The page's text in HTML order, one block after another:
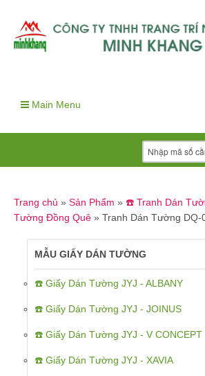
Main Menu
Trang chủ » Sản Phẩm » ☎️ Tranh Dán
Tường Đồng Quê » Tranh Dán Tường DQ-
MẪU GIẤY DÁN TƯỜNG
☎️ Giấy Dán Tường JYJ - ALBANY
☎️ Giấy Dán Tường JYJ - JOINUS
☎️ Giấy Dán Tường JYJ - V CONCEPT
☎️ Giấy Dán Tường JYJ - XAVIA